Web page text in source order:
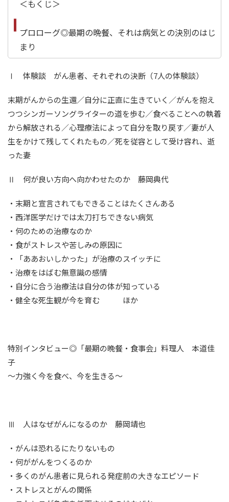
＜もくじ＞
プロローグ◎最期の晩餐、それは病気との決別のはじ
まり
Ⅰ 体験談 がん患者、それぞれの決断（7人の体験談）
末期がんからの生還／自分に正直に生きていく／がんを抱え
つつシンガーソングライターの道を歩む／食べることへの執着
から解放される／心理療法によって自分を取り戻す／妻が人
生をかけて残してくれたもの／死を従容として受け容れ、逝
った妻
Ⅱ 何が良い方向へ向かわせたのか 藤岡典代
・末期と宣言されてもできることはたくさんある
・西洋医学だけでは太刀打ちできない病気
・何のための治療なのか
・食がストレスや苦しみの原因に
・「ああおいしかった」が治療のスイッチに
・治療をはばむ無意識の感情
・自分に合う治療法は自分の体が知っている
・健全な死生観が今を育む ほか
特別インタビュー◎「最期の晩餐・食事会」料理人 本道佳
子
〜力強く今を食べ、今を生きる〜
Ⅲ 人はなぜがんになるのか 藤岡靖也
・がんは恐れるにたりないもの
・何ががんをつくるのか
・多くのがん患者に見られる発症前の大きなエピソード
・ストレスとがんの関係